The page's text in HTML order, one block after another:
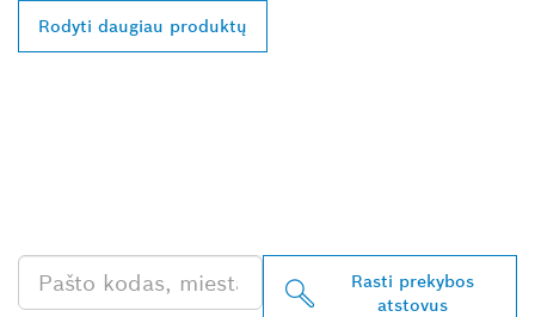
Rodyti daugiau produktų
Rasti prekybos
atstovus